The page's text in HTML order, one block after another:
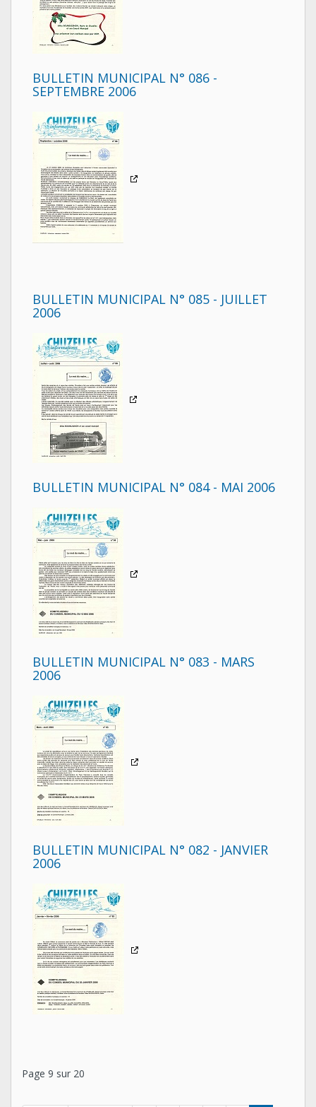
BULLETIN MUNICIPAL N° 086 -
SEPTEMBRE 2006
BULLETIN MUNICIPAL N° 085 - JUILLET
2006
BULLETIN MUNICIPAL N° 084 - MAI 2006
BULLETIN MUNICIPAL N° 083 - MARS
2006
BULLETIN MUNICIPAL N° 082 - JANVIER
2006
Page 9 sur 20